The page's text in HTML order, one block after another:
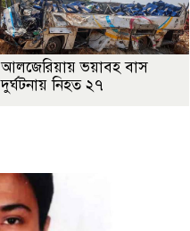
আলজেরিয়ায় ভয়াবহ বাস
দুর্ঘটনায় নিহত ২৭